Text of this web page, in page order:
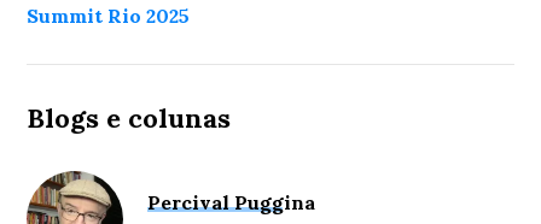
Summit Rio 2025
Blogs e colunas
Percival Puggina